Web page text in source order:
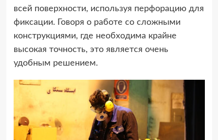
всей поверхности, используя перфорацию для
фиксации. Говоря о работе со сложными
конструкциями, где необходима крайне
высокая точность, это является очень
удобным решением.